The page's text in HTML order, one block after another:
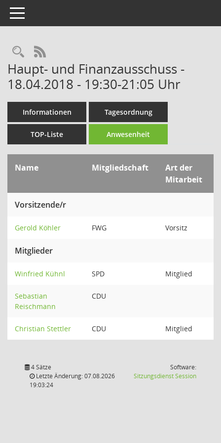
Toggle navigation
Rechercheauswahl
RSS-Feed
Haupt- und Finanzausschuss -
18.04.2018 - 19:30-21:05 Uhr
Informationen Tagesordnung
TOP-Liste Anwesenheit
Name Mitgliedschaft
Art der
Mitarbeit
Vorsitzende/r
Gerold Köhler FWG Vorsitz
Mitglieder
Winfried Kühnl SPD Mitglied
Sebastian
Reischmann
CDU
Christian Stettler CDU Mitglied
4 Sätze
Letzte Änderung: 07.08.2026
19:03:24
Software:
SitzungsdienstSession(Wird in